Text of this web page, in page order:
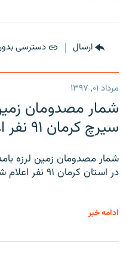
ارسال دسترسی
مرداد ۰۱, ۱۳۹۷
شمار مصدومان
سیرچ کرمان ۹۱ نفر اعلام شد
شمار مصدومان زمین لرزه
در استان کرمان ۹۱ نفر اعلام شد.
ادامه خبر